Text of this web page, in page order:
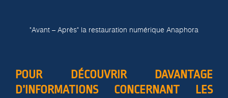
"Avant – Après" la restauration numérique Anaphora
POUR DÉCOUVRIR DAVANTAGE
D’INFORMATIONS CONCERNANT LES